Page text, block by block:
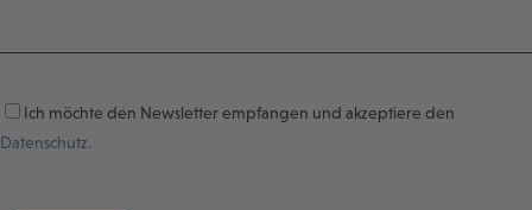
Ich möchte den Newsletter empfangen und akzeptiere den
Datenschutz.